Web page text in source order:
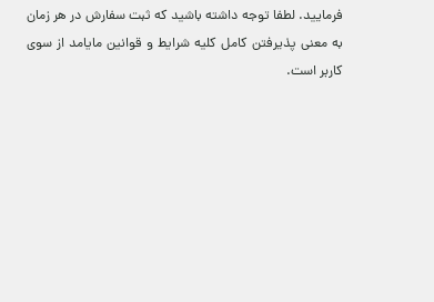
فرمایید. لطفا توجه داشته باشید که ثبت سفارش در هر زمان
به معنی پذیرفتن کامل کلیه شرایط و قوانین مایامد از سوی
کاربر است.